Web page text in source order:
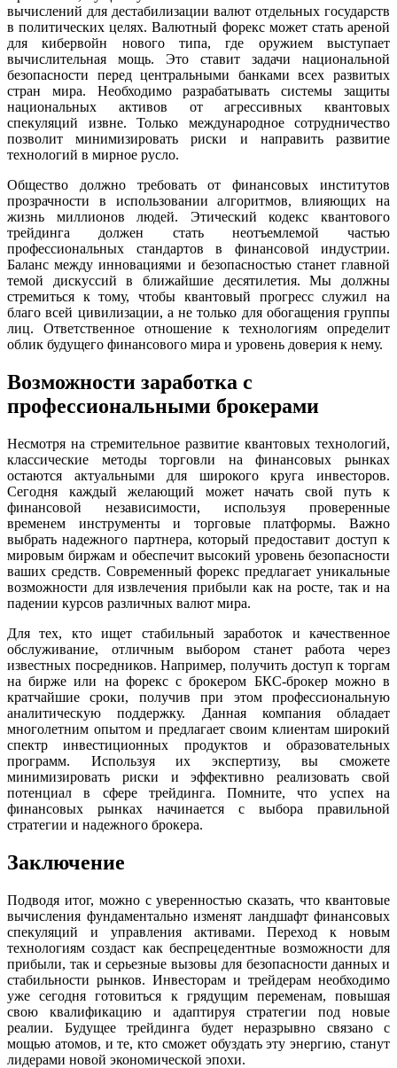
вычислений для дестабилизации валют отдельных государств
в политических целях. Валютный форекс может стать ареной
для кибервойн нового типа, где оружием выступает
вычислительная мощь. Это ставит задачи национальной
безопасности перед центральными банками всех развитых
стран мира. Необходимо разрабатывать системы защиты
национальных активов от агрессивных квантовых
спекуляций извне. Только международное сотрудничество
позволит минимизировать риски и направить развитие
технологий в мирное русло.
Общество должно требовать от финансовых институтов
прозрачности в использовании алгоритмов, влияющих на
жизнь миллионов людей. Этический кодекс квантового
трейдинга должен стать неотъемлемой частью
профессиональных стандартов в финансовой индустрии.
Баланс между инновациями и безопасностью станет главной
темой дискуссий в ближайшие десятилетия. Мы должны
стремиться к тому, чтобы квантовый прогресс служил на
благо всей цивилизации, а не только для обогащения группы
лиц. Ответственное отношение к технологиям определит
облик будущего финансового мира и уровень доверия к нему.
Возможности заработка с
профессиональными брокерами
Несмотря на стремительное развитие квантовых технологий,
классические методы торговли на финансовых рынках
остаются актуальными для широкого круга инвесторов.
Сегодня каждый желающий может начать свой путь к
финансовой независимости, используя проверенные
временем инструменты и торговые платформы. Важно
выбрать надежного партнера, который предоставит доступ к
мировым биржам и обеспечит высокий уровень безопасности
ваших средств. Современный форекс предлагает уникальные
возможности для извлечения прибыли как на росте, так и на
падении курсов различных валют мира.
Для тех, кто ищет стабильный заработок и качественное
обслуживание, отличным выбором станет работа через
известных посредников. Например, получить доступ к торгам
на бирже или на форекс с брокером БКС-брокер можно в
кратчайшие сроки, получив при этом профессиональную
аналитическую поддержку. Данная компания обладает
многолетним опытом и предлагает своим клиентам широкий
спектр инвестиционных продуктов и образовательных
программ. Используя их экспертизу, вы сможете
минимизировать риски и эффективно реализовать свой
потенциал в сфере трейдинга. Помните, что успех на
финансовых рынках начинается с выбора правильной
стратегии и надежного брокера.
Заключение
Подводя итог, можно с уверенностью сказать, что квантовые
вычисления фундаментально изменят ландшафт финансовых
спекуляций и управления активами. Переход к новым
технологиям создаст как беспрецедентные возможности для
прибыли, так и серьезные вызовы для безопасности данных и
стабильности рынков. Инвесторам и трейдерам необходимо
уже сегодня готовиться к грядущим переменам, повышая
свою квалификацию и адаптируя стратегии под новые
реалии. Будущее трейдинга будет неразрывно связано с
мощью атомов, и те, кто сможет обуздать эту энергию, станут
лидерами новой экономической эпохи.